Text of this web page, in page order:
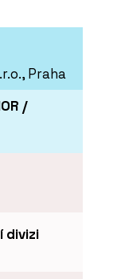
Praha
/
divizi